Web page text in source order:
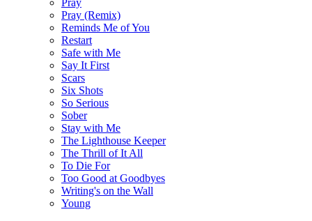
Pray (Remix)
Reminds Me of You
Restart
Safe with Me
Say It First
Scars
Six Shots
So Serious
Sober
Stay with Me
The Lighthouse Keeper
The Thrill of It All
To Die For
Too Good at Goodbyes
Writing's on the Wall
Young